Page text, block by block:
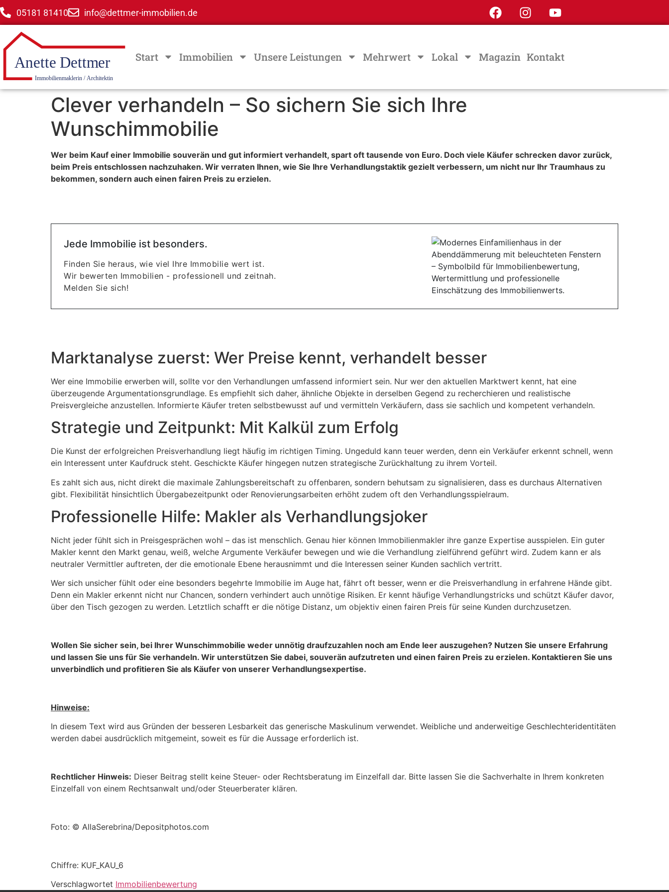
05181 81410 info@dettmer-immobilien.de
Start Immobilien Unsere Leistungen Mehrwert Lokal Magazin Kontakt
Clever verhandeln – So sichern Sie sich Ihre
Wunschimmobilie
Wer beim Kauf einer Immobilie souverän und gut informiert verhandelt, spart oft tausende von Euro. Doch viele Käufer schrecken davor zurück,
beim Preis entschlossen nachzuhaken. Wir verraten Ihnen, wie Sie Ihre Verhandlungstaktik gezielt verbessern, um nicht nur Ihr Traumhaus zu
bekommen, sondern auch einen fairen Preis zu erzielen.
Jede Immobilie ist besonders.
Finden Sie heraus, wie viel Ihre Immobilie wert ist.
Wir bewerten Immobilien - professionell und zeitnah.
Melden Sie sich!
Marktanalyse zuerst: Wer Preise kennt, verhandelt besser
Wer eine Immobilie erwerben will, sollte vor den Verhandlungen umfassend informiert sein. Nur wer den aktuellen Marktwert kennt, hat eine
überzeugende Argumentationsgrundlage. Es empfiehlt sich daher, ähnliche Objekte in derselben Gegend zu recherchieren und realistische
Preisvergleiche anzustellen. Informierte Käufer treten selbstbewusst auf und vermitteln Verkäufern, dass sie sachlich und kompetent verhandeln.
Strategie und Zeitpunkt: Mit Kalkül zum Erfolg
Die Kunst der erfolgreichen Preisverhandlung liegt häufig im richtigen Timing. Ungeduld kann teuer werden, denn ein Verkäufer erkennt schnell, wenn
ein Interessent unter Kaufdruck steht. Geschickte Käufer hingegen nutzen strategische Zurückhaltung zu ihrem Vorteil.
Es zahlt sich aus, nicht direkt die maximale Zahlungsbereitschaft zu offenbaren, sondern behutsam zu signalisieren, dass es durchaus Alternativen
gibt. Flexibilität hinsichtlich Übergabezeitpunkt oder Renovierungsarbeiten erhöht zudem oft den Verhandlungsspielraum.
Professionelle Hilfe: Makler als Verhandlungsjoker
Nicht jeder fühlt sich in Preisgesprächen wohl – das ist menschlich. Genau hier können Immobilienmakler ihre ganze Expertise ausspielen. Ein guter
Makler kennt den Markt genau, weiß, welche Argumente Verkäufer bewegen und wie die Verhandlung zielführend geführt wird. Zudem kann er als
neutraler Vermittler auftreten, der die emotionale Ebene herausnimmt und die Interessen seiner Kunden sachlich vertritt.
Wer sich unsicher fühlt oder eine besonders begehrte Immobilie im Auge hat, fährt oft besser, wenn er die Preisverhandlung in erfahrene Hände gibt.
Denn ein Makler erkennt nicht nur Chancen, sondern verhindert auch unnötige Risiken. Er kennt häufige Verhandlungstricks und schützt Käufer davor,
über den Tisch gezogen zu werden. Letztlich schafft er die nötige Distanz, um objektiv einen fairen Preis für seine Kunden durchzusetzen.
Wollen Sie sicher sein, bei Ihrer Wunschimmobilie weder unnötig draufzuzahlen noch am Ende leer auszugehen? Nutzen Sie unsere Erfahrung
und lassen Sie uns für Sie verhandeln. Wir unterstützen Sie dabei, souverän aufzutreten und einen fairen Preis zu erzielen. Kontaktieren Sie uns
unverbindlich und profitieren Sie als Käufer von unserer Verhandlungsexpertise.
Hinweise:
In diesem Text wird aus Gründen der besseren Lesbarkeit das generische Maskulinum verwendet. Weibliche und anderweitige Geschlechteridentitäten
werden dabei ausdrücklich mitgemeint, soweit es für die Aussage erforderlich ist.
Rechtlicher Hinweis: Dieser Beitrag stellt keine Steuer- oder Rechtsberatung im Einzelfall dar. Bitte lassen Sie die Sachverhalte in Ihrem konkreten
Einzelfall von einem Rechtsanwalt und/oder Steuerberater klären.
Foto: © AllaSerebrina/Depositphotos.com
Chiffre: KUF_KAU_6
Verschlagwortet Immobilienbewertung